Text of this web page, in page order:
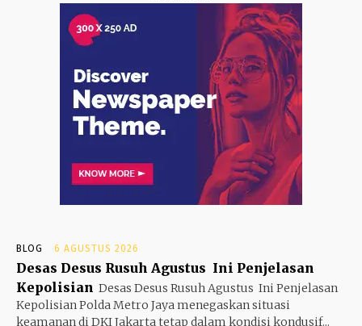
BLOG 6 AGUSTUS 2026
Desas Desus Rusuh Agustus Ini Penjelasan
Kepolisian Desas Desus Rusuh Agustus Ini Penjelasan
Kepolisian Polda Metro Jaya menegaskan situasi
keamanan di DKI Jakarta tetap dalam kondisi kondusif...